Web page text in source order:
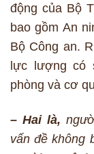
động của Bộ
bao gồm An
Bộ Công an.
lực lượng có
phòng và cơ
– Hai là,
vấn đề không